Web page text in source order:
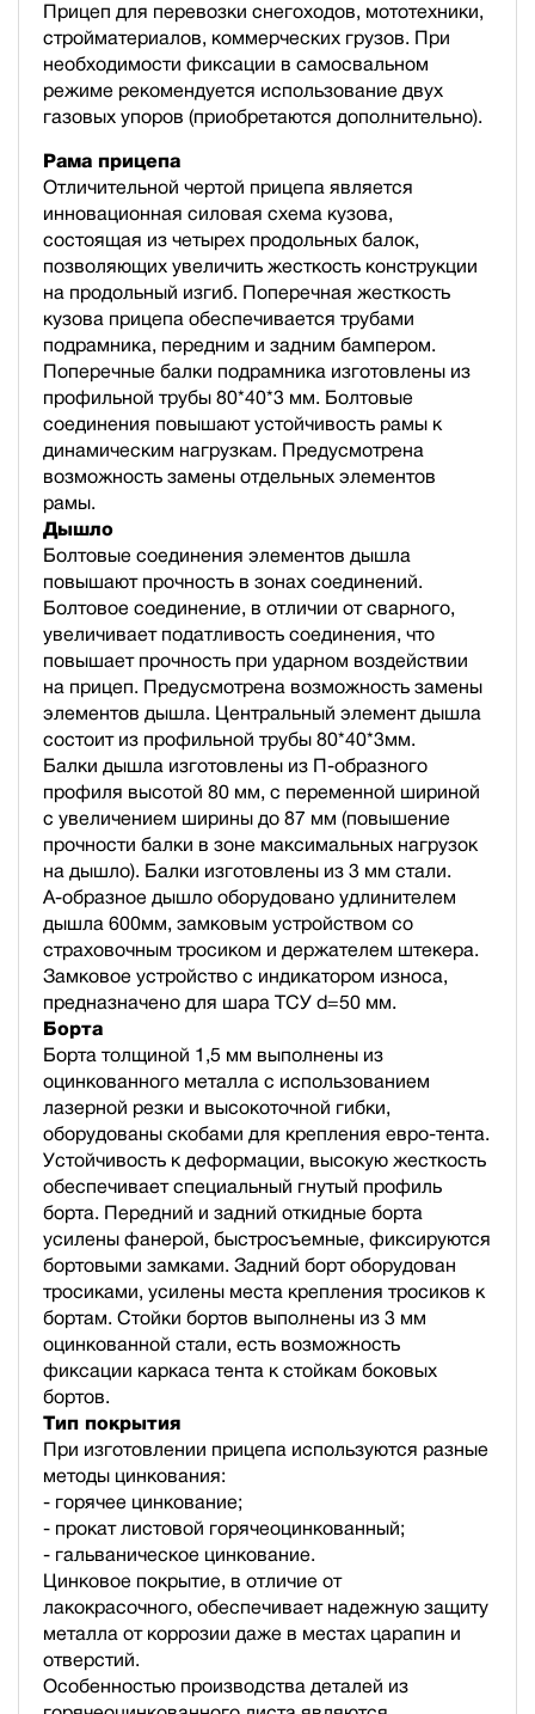
Прицеп для перевозки снегоходов, мототехники,
стройматериалов, коммерческих грузов. При
необходимости фиксации в самосвальном
режиме рекомендуется использование двух
газовых упоров (приобретаются дополнительно).
Рама прицепа
Отличительной чертой прицепа является
инновационная силовая схема кузова,
состоящая из четырех продольных балок,
позволяющих увеличить жесткость конструкции
на продольный изгиб. Поперечная жесткость
кузова прицепа обеспечивается трубами
подрамника, передним и задним бампером.
Поперечные балки подрамника изготовлены из
профильной трубы 80*40*3 мм. Болтовые
соединения повышают устойчивость рамы к
динамическим нагрузкам. Предусмотрена
возможность замены отдельных элементов
рамы.
Дышло
Болтовые соединения элементов дышла
повышают прочность в зонах соединений.
Болтовое соединение, в отличии от сварного,
увеличивает податливость соединения, что
повышает прочность при ударном воздействии
на прицеп. Предусмотрена возможность замены
элементов дышла. Центральный элемент дышла
состоит из профильной трубы 80*40*3мм.
Балки дышла изготовлены из П-образного
профиля высотой 80 мм, с переменной шириной
с увеличением ширины до 87 мм (повышение
прочности балки в зоне максимальных нагрузок
на дышло). Балки изготовлены из 3 мм стали.
А-образное дышло оборудовано удлинителем
дышла 600мм, замковым устройством со
страховочным тросиком и держателем штекера.
Замковое устройство с индикатором износа,
предназначено для шара ТСУ d=50 мм.
Борта
Борта толщиной 1,5 мм выполнены из
оцинкованного металла с использованием
лазерной резки и высокоточной гибки,
оборудованы скобами для крепления евро-тента.
Устойчивость к деформации, высокую жесткость
обеспечивает специальный гнутый профиль
борта. Передний и задний откидные борта
усилены фанерой, быстросъемные, фиксируются
бортовыми замками. Задний борт оборудован
тросиками, усилены места крепления тросиков к
бортам. Стойки бортов выполнены из 3 мм
оцинкованной стали, есть возможность
фиксации каркаса тента к стойкам боковых
бортов.
Тип покрытия
При изготовлении прицепа используются разные
методы цинкования:
- горячее цинкование;
- прокат листовой горячеоцинкованный;
- гальваническое цинкование.
Цинковое покрытие, в отличие от
лакокрасочного, обеспечивает надежную защиту
металла от коррозии даже в местах царапин и
отверстий.
Особенностью производства деталей из